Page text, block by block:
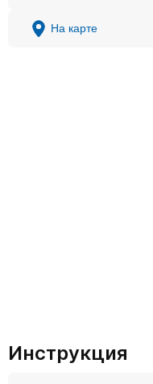
На карте
Инструкция